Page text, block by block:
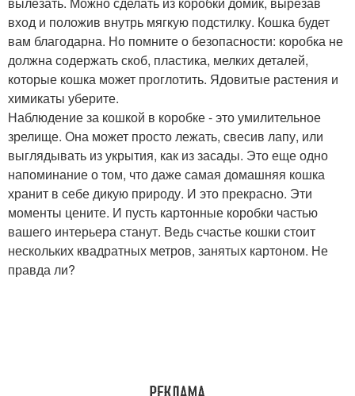
вход и положив внутрь мягкую подстилку. Кошка будет
вам благодарна. Но помните о безопасности: коробка не
должна содержать скоб, пластика, мелких деталей,
которые кошка может проглотить. Ядовитые растения и
химикаты уберите.
Наблюдение за кошкой в коробке - это умилительное
зрелище. Она может просто лежать, свесив лапу, или
выглядывать из укрытия, как из засады. Это еще одно
напоминание о том, что даже самая домашняя кошка
хранит в себе дикую природу. И это прекрасно. Эти
моменты цените. И пусть картонные коробки частью
вашего интерьера станут. Ведь счастье кошки стоит
нескольких квадратных метров, занятых картоном. Не
правда ли?